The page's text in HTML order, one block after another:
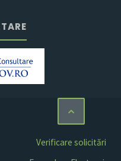
Verificare solicitări